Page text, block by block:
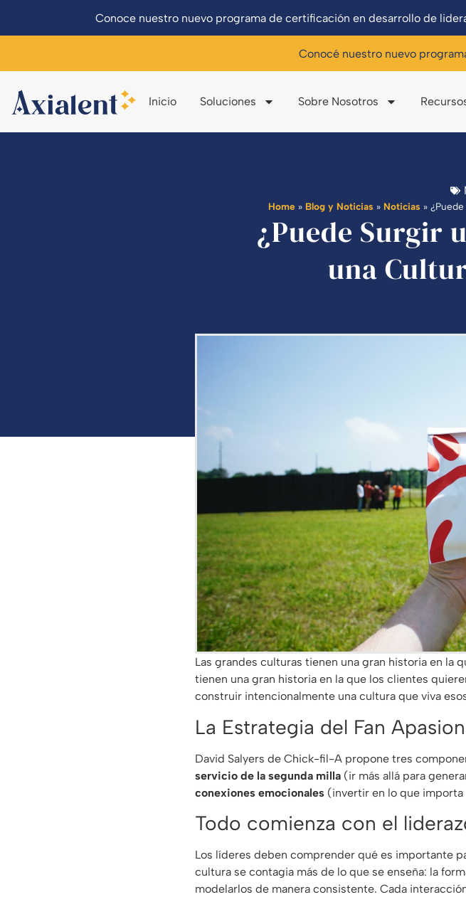
Conoce nuestro nuevo programa de certificación en desarrollo de
Conocé nuestro nuevo
Inicio Soluciones Sobre Nosotros
Home » Blog y Noticias » Noticias »
¿Puede Surgir
una
Las grandes culturas tienen una gran historia en la
tienen una gran historia en la que los clientes
construir intencionalmente una cultura que viva
La Estrategia del Fan
David Salyers de Chick-fil-A propone tres
servicio de la segunda milla (ir más allá para
conexiones emocionales (invertir en lo que importa
Todo comienza con el
Los líderes deben comprender qué es importante
cultura se contagia más de lo que se enseña: la
modelarlos de manera consistente. Cada